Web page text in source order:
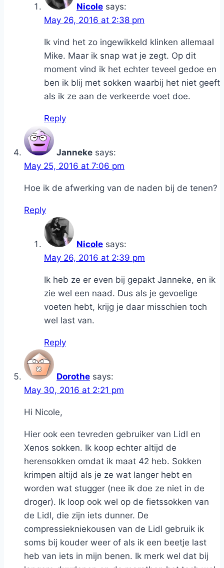
Nicole says:
May 26, 2016 at 2:38 pm
Ik vind het zo ingewikkeld klinken allemaal
Mike. Maar ik snap wat je zegt. Op dit
moment vind ik het echter teveel gedoe en
ben ik blij met sokken waarbij het niet geeft
als ik ze aan de verkeerde voet doe.
Reply
Janneke says:
May 25, 2016 at 7:06 pm
Hoe ik de afwerking van de naden bij de tenen?
Reply
Nicole says:
May 26, 2016 at 2:39 pm
Ik heb ze er even bij gepakt Janneke, en ik
zie wel een naad. Dus als je gevoelige
voeten hebt, krijg je daar misschien toch
wel last van.
Reply
Dorothe says:
May 30, 2016 at 2:21 pm
Hi Nicole,
Hier ook een tevreden gebruiker van Lidl en
Xenos sokken. Ik koop echter altijd de
herensokken omdat ik maat 42 heb. Sokken
krimpen altijd als je ze wat langer hebt en
worden wat stugger (nee ik doe ze niet in de
droger). Ik loop ook wel op de fietssokken van
de Lidl, die zijn iets dunner. De
compressiekniekousen van de Lidl gebruik ik
soms bij kouder weer of als ik een beetje last
heb van iets in mijn benen. Ik merk wel dat bij